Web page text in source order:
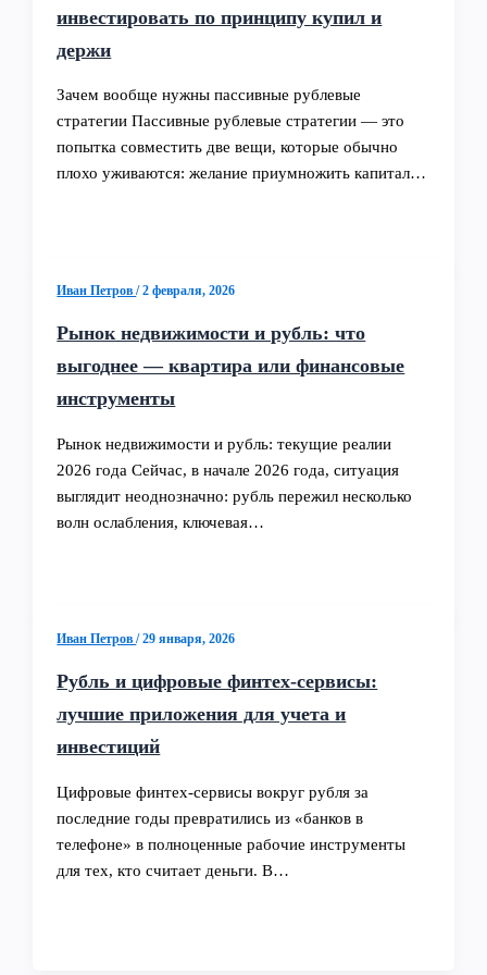
инвестировать по принципу купил и
держи
Зачем вообще нужны пассивные рублевые
стратегии Пассивные рублевые стратегии — это
попытка совместить две вещи, которые обычно
плохо уживаются: желание приумножить капитал…
Иван Петров/2 февраля, 2026
Рынок недвижимости и рубль: что
выгоднее — квартира или финансовые
инструменты
Рынок недвижимости и рубль: текущие реалии
2026 года Сейчас, в начале 2026 года, ситуация
выглядит неоднозначно: рубль пережил несколько
волн ослабления, ключевая…
Иван Петров/29 января, 2026
Рубль и цифровые финтех-сервисы:
лучшие приложения для учета и
инвестиций
Цифровые финтех‑сервисы вокруг рубля за
последние годы превратились из «банков в
телефоне» в полноценные рабочие инструменты
для тех, кто считает деньги. В…